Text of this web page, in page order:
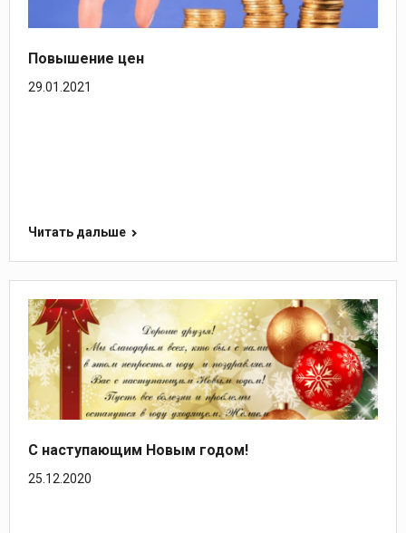
Повышение цен
29.01.2021
Читать дальше
С наступающим Новым годом!
25.12.2020